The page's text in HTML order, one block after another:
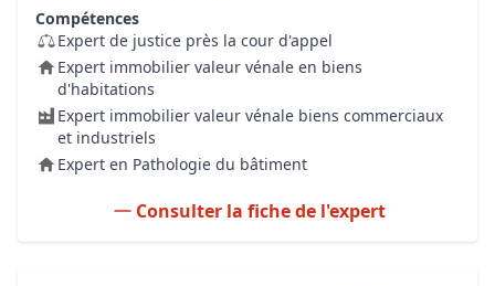
Compétences
Expert de justice près la cour d'appel
Expert immobilier valeur vénale en biens
d'habitations
Expert immobilier valeur vénale biens commerciaux
et industriels
Expert en Pathologie du bâtiment
Consulter la fiche de l'expert